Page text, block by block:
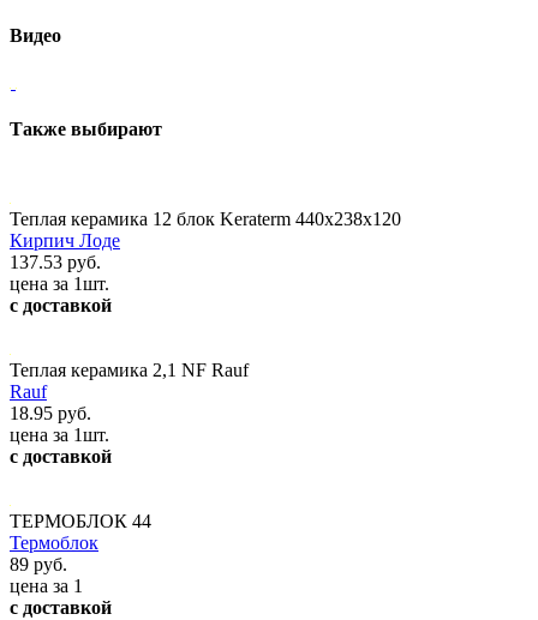
Видео
Также выбирают
Теплая керамика 12 блок Keraterm 440х238х120
Кирпич Лоде
137.53 руб.
цена за 1шт.
с доставкой
Теплая керамика 2,1 NF Rauf
Rauf
18.95 руб.
цена за 1шт.
с доставкой
ТЕРМОБЛОК 44
Термоблок
89 руб.
цена за 1
с доставкой